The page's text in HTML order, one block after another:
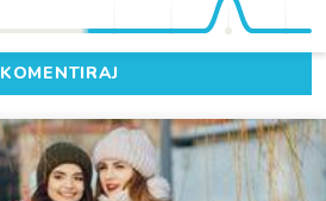
KOMENTIRAJ